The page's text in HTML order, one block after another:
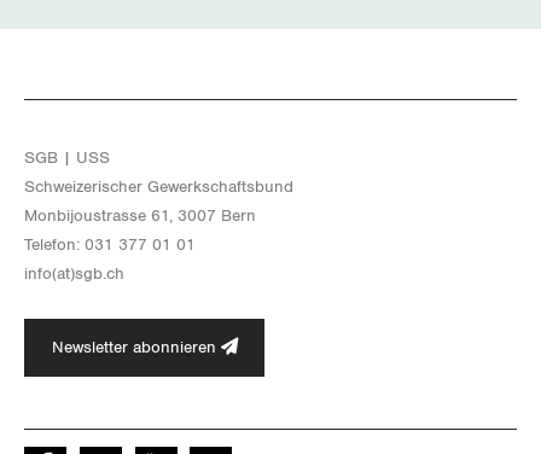
SGB | USS
Schwei­ze­ri­scher Ge­werk­schafts­bund
Mon­bi­joustras­se 61, 3007 Bern
Te­le­fon: 031 377 01 01
info(at)​sgb.​ch
Newsletter abonnieren